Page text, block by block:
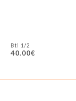
1/2 Btl
40.00€